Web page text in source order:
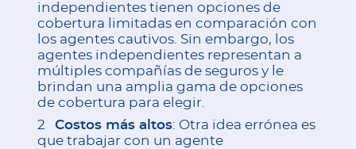
independientes tienen opciones de
cobertura limitadas en comparación con
los agentes cautivos. Sin embargo, los
agentes independientes representan a
múltiples compañías de seguros y le
brindan una amplia gama de opciones
de cobertura para elegir.
Costos más altos: Otra idea errónea es
que trabajar con un agente